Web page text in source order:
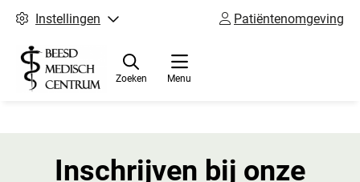
Instellingen Patiëntenomgeving
Menu
Zoeken
Inschrijven bij onze